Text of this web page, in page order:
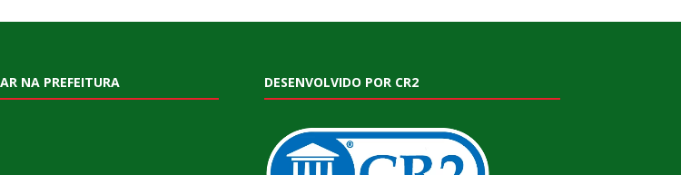
NA PREFEITURA DESENVOLVIDO POR CR2